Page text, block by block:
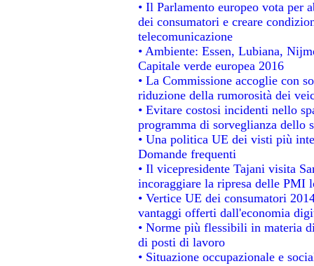
• Il Parlamento europeo vota
dei consumatori e creare
telecomunicazione
• Ambiente: Essen, Lubiana,
Capitale verde europea 2016
• La Commissione accoglie con
riduzione della rumorosità dei
• Evitare costosi incidenti nello
programma di sorveglianza dello
• Una politica UE dei visti più
Domande frequenti
• Il vicepresidente Tajani visita
incoraggiare la ripresa delle PMI
• Vertice UE dei consumatori
vantaggi offerti dall'economia
• Norme più flessibili in materia
di posti di lavoro
• Situazione occupazionale e